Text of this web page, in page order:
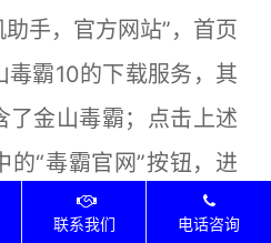
手，官方网站”，首页
毒霸10的下载服务，其
了金山毒霸；点击上述
的“毒霸官网”按钮，进
标题为金山毒霸
联系我们 电话咨询